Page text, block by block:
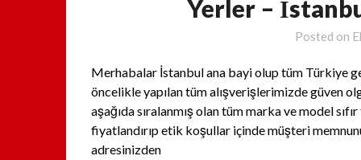
Yerler –
Posted on
Merhabalar İstanbul ana bayi olup tüm Türkiye
öncelikle yapılan tüm alışverişlerimizde güven
aşağıda sıralanmış olan tüm marka ve model
fiyatlandırıp etik koşullar içinde müşteri
adresinizden